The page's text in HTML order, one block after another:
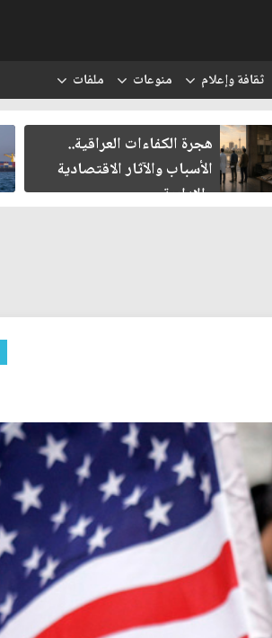
ثقافة وإعلام منوعات ملفات
هجرة الكفاءات العراقية..
الأسباب والآثار الاقتصادية
والإدارية